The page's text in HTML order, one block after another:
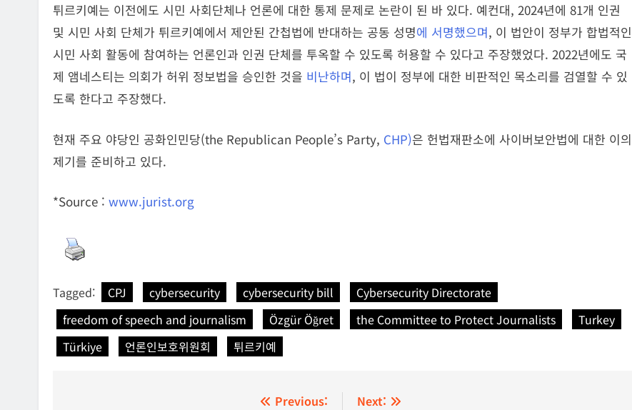
튀르키예는 이전에도 시민 사회단체나 언론에 대한 통제 문제로 논란이 된 바 있다. 예컨대, 2024년에 81개 인권
및 시민 사회 단체가 튀르키예에서 제안된 간첩법에 반대하는 공동 성명에 서명했으며, 이 법안이 정부가 합법적인
시민 사회 활동에 참여하는 언론인과 인권 단체를 투옥할 수 있도록 허용할 수 있다고 주장했었다. 2022년에도 국
제 앰네스티는 의회가 허위 정보법을 승인한 것을 비난하며, 이 법이 정부에 대한 비판적인 목소리를 검열할 수 있
도록 한다고 주장했다.
현재 주요 야당인 공화인민당(the Republican People’s Party, CHP)은 헌법재판소에 사이버보안법에 대한 이의
제기를 준비하고 있다.
*Source : www.jurist.org
Tagged: CPJ cybersecurity cybersecurity bill
Cybersecurity Directorate
freedom of speech and journalism
Özgür Öğret the Committee to Protect Journalists
Turkey
Türkiye
언론인보호위원회 튀르키예
Previous:
Next: